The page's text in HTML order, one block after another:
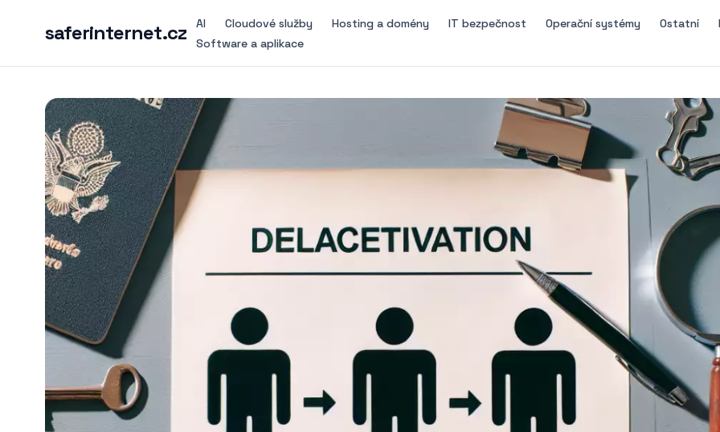
saferinternet.cz AI Cloudové služby Hosting a domény IT bezpečnost Operační systémy Ostatní
Software a aplikace